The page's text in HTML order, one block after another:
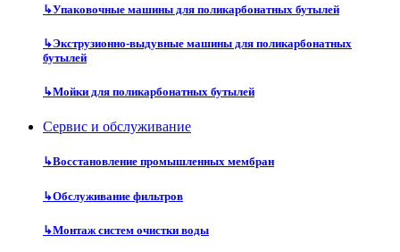
↳Упаковочные машины для поликарбонатных бутылей
↳Экструзионно-выдувные машины для поликарбонатных
бутылей
↳Мойки для поликарбонатных бутылей
Сервис и обслуживание
↳Восстановление промышленных мембран
↳Обслуживание фильтров
↳Монтаж систем очистки воды